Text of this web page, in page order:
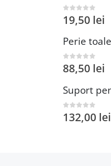
0 out of 5
19,50 lei
0out of 5
88,50 lei
0 out of 5
132,00 lei